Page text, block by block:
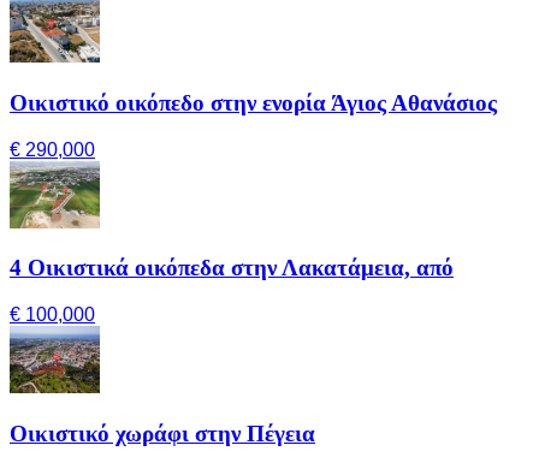
Οικιστικό οικόπεδο στην ενορία Άγιος Αθανάσιος
€ 290,000
4 Οικιστικά οικόπεδα στην Λακατάμεια, από
€ 100,000
Οικιστικό χωράφι στην Πέγεια